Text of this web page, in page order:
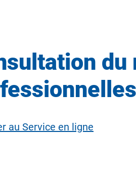
au Service en ligne